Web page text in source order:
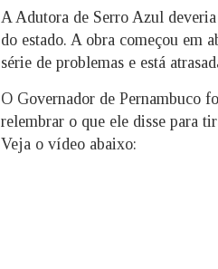
A Adutora de Serro Azul
do estado. A obra começou em
série de problemas e está
O Governador de Pernambuco
relembrar o que ele disse para
Veja o vídeo abaixo: